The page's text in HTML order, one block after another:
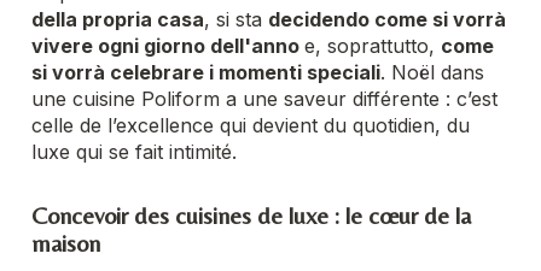
della propria casa, si sta decidendo come si vorrà
vivere ogni giorno dell'anno e, soprattutto, come
si vorrà celebrare i momenti speciali. Noël dans
une cuisine Poliform a une saveur différente : c’est
celle de l’excellence qui devient du quotidien, du
luxe qui se fait intimité.
Concevoir des cuisines de luxe : le cœur de la
maison